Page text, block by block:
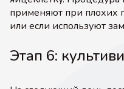
применяют при плохих
или если используют
Этап 6: